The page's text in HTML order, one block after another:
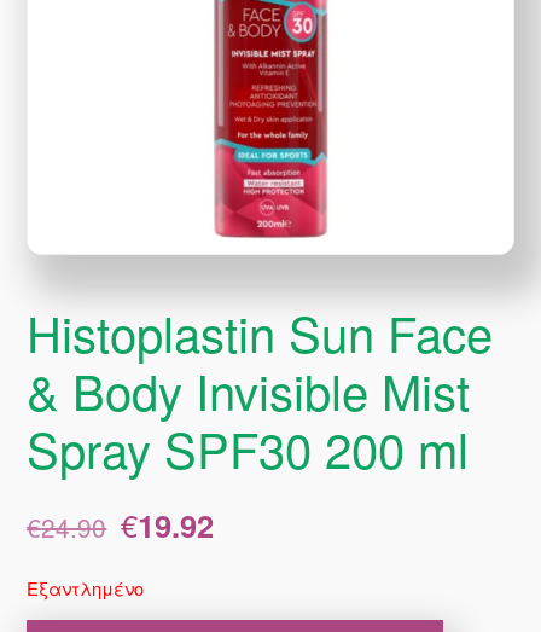
Histoplastin Sun Face
& Body Invisible Mist
Spray SPF30 200 ml
€24.90 Original
price
€24.90.
€19.92
Εξαντλημένο